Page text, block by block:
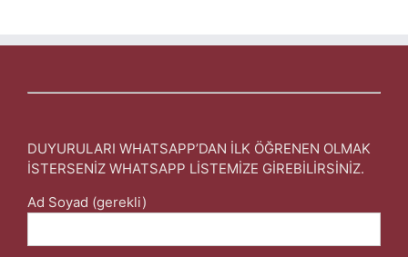
DUYURULARI WHATSAPP’DAN İLK ÖĞRENEN OLMAK
İSTERSENİZ WHATSAPP LİSTEMİZE GİREBİLİRSİNİZ.
Ad Soyad (gerekli)